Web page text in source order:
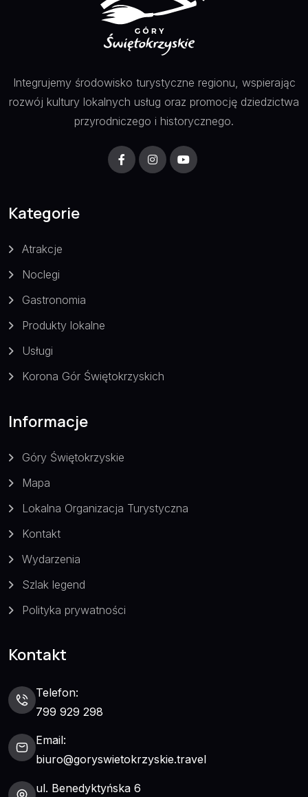
Integrujemy środowisko turystyczne regionu, wspierając
rozwój kultury lokalnych usług oraz promocję dziedzictwa
przyrodniczego i historycznego.
Kategorie
Atrakcje
Noclegi
Gastronomia
Produkty lokalne
Usługi
Korona Gór Świętokrzyskich
Informacje
Góry Świętokrzyskie
Mapa
Lokalna Organizacja Turystyczna
Kontakt
Wydarzenia
Szlak legend
Polityka prywatności
Kontakt
Telefon:
799 929 298
Email:
biuro@goryswietokrzyskie.travel
ul. Benedyktyńska 6